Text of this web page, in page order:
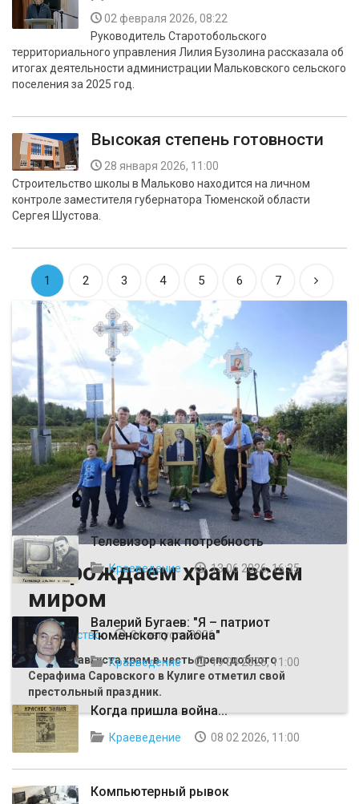
02 февраля 2026, 08:22
Руководитель Старотобольского
территориального управления Лилия Бузолина рассказала об
итогах деятельности администрации Мальковского сельского
поселения за 2025 год.
Высокая степень готовности
28 января 2026, 11:00
Строительство школы в Мальково находится на личном
контроле заместителя губернатора Тюменской области
Сергея Шустова.
1 2 3 4 5 6 7
Возрождаем храм всем
миром
Общество
04 августа 2026
Первого августа храм в честь преподобного
Серафима Саровского в Кулиге отметил свой
престольный праздник.
ВЫБОР РЕДАКЦИИ
Телевизор как потребность
Краеведение 13 06 2026, 16:35
Валерий Бугаев: "Я – патриот
Тюменского района"
Краеведение 19 04 2026, 11:00
Когда пришла война...
Краеведение 08 02 2026, 11:00
Компьютерный рывок